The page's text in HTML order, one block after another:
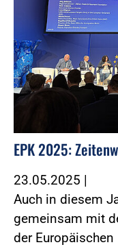
EPK 2025:
23.05.2025 |
Auch in diesem
gemeinsam mit
der